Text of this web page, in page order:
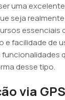
uma
seja
essenciais
facilidade de
desse tipo.
via